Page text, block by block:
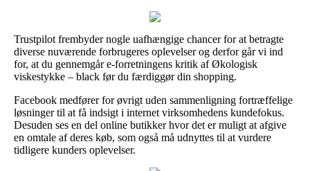
Trustpilot frembyder nogle uafhængige chancer for at betragte
diverse nuværende forbrugeres oplevelser og derfor går vi ind
for, at du gennemgår e-forretningens kritik af Økologisk
viskestykke – black før du færdiggør din shopping.
Facebook medfører for øvrigt uden sammenligning fortræffelige
løsninger til at få indsigt i internet virksomhedens kundefokus.
Desuden ses en del online butikker hvor det er muligt at afgive
en omtale af deres køb, som også må udnyttes til at vurdere
tidligere kunders oplevelser.